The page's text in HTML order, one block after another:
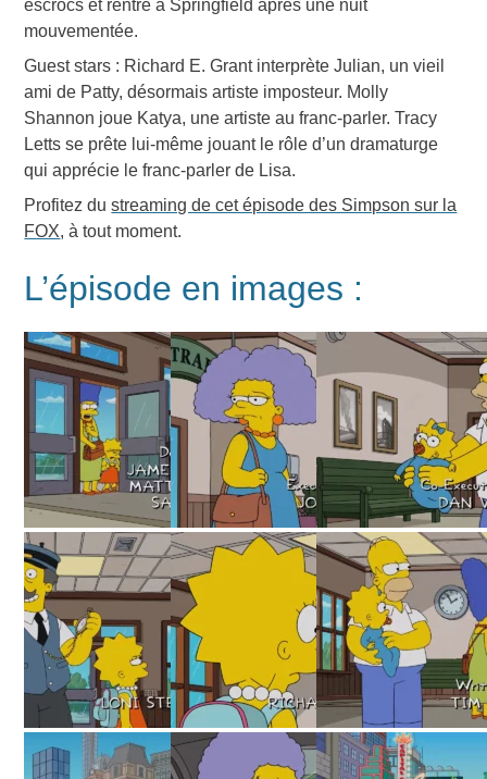
escrocs et rentre à Springfield après une nuit
mouvementée.
Guest stars : Richard E. Grantinterprète Julian, un vieil
ami de Patty, désormais artiste imposteur. Molly
Shannon joue Katya, une artiste au franc-parler.Tracy
Letts se prête lui-même jouant le rôle d’un dramaturge
qui apprécie le franc-parler de Lisa.
Profitez dustreaming de cet épisode des Simpson sur la
FOX, à tout moment.
L’épisode en images :